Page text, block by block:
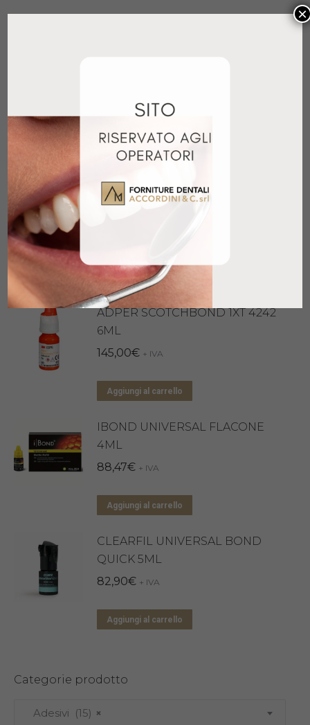
MONOBOND PLUS 5GR
91,85€ + IVA
Aggiungi al carrello
Aggiungi al carrello
ADPER SCOTCHBOND 1XT 4242
6ML
145,00€ + IVA
Aggiungi al carrello
IBOND UNIVERSAL FLACONE
4ML
88,47€ + IVA
Aggiungi al carrello
CLEARFIL UNIVERSAL BOND
QUICK 5ML
82,90€ + IVA
Aggiungi al carrello
Categorie prodotto
×
Adesivi (15)
×